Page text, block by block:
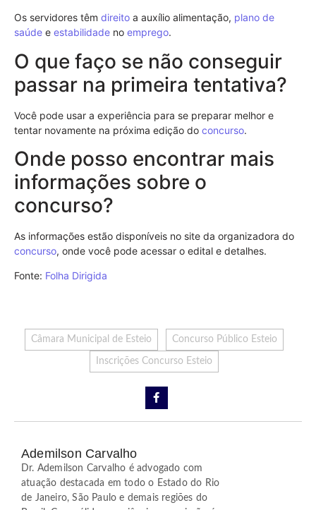
Os servidores têm direito a auxílio alimentação, plano de
saúde e estabilidade no emprego.
O que faço se não conseguir
passar na primeira tentativa?
Você pode usar a experiência para se preparar melhor e
tentar novamente na próxima edição do concurso.
Onde posso encontrar mais
informações sobre o
concurso?
As informações estão disponíveis no site da organizadora do
concurso, onde você pode acessar o edital e detalhes.
Fonte: Folha Dirigida
Câmara Municipal de Esteio Concurso Público Esteio
Inscrições Concurso Esteio
Ademilson Carvalho
Dr. Ademilson Carvalho é advogado com
atuação destacada em todo o Estado do Rio
de Janeiro, São Paulo e demais regiões do